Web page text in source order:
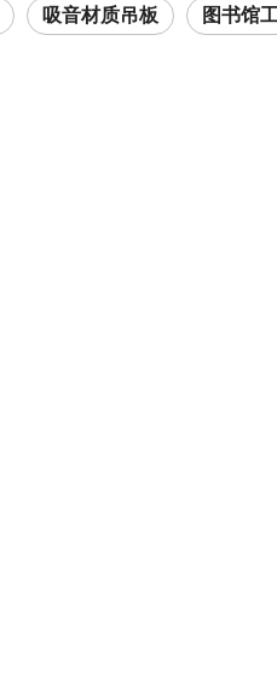
吸音材质吊板 图书馆